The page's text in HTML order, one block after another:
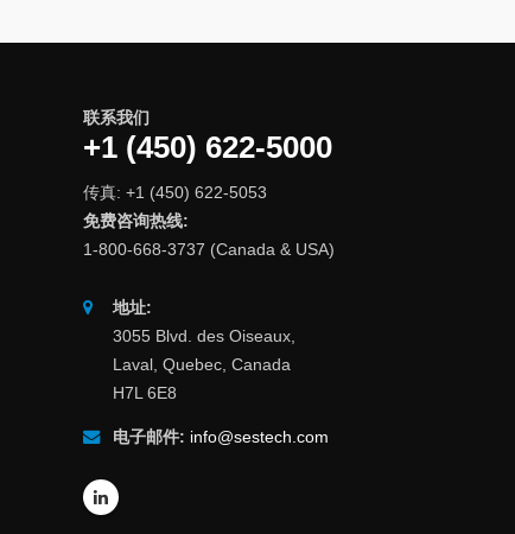
联系我们
+1 (450) 622-5000
传真: +1 (450) 622-5053
免费咨询热线:
1-800-668-3737 (Canada & USA)
地址:
3055 Blvd. des Oiseaux,
Laval, Quebec, Canada
H7L 6E8
电子邮件: info@sestech.com